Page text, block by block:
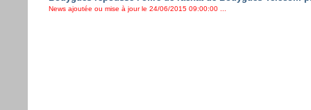
News ajoutée ou mise à jour le 24/06/2015 09:00:00 ...